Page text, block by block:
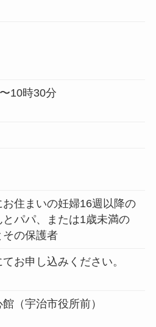
10時30分
お住まいの妊婦16週以降の
とパパ、または1歳未満の
その保護者
お申し込みください。
（宇治市役所前）